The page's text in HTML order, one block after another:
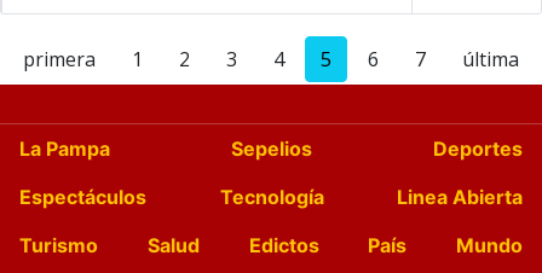
primera 1 2 3 4 5 6 7 última
La Pampa Sepelios
Deportes
Espectáculos
Tecnología
Linea Abierta
Turismo
Salud Edictos País
Mundo